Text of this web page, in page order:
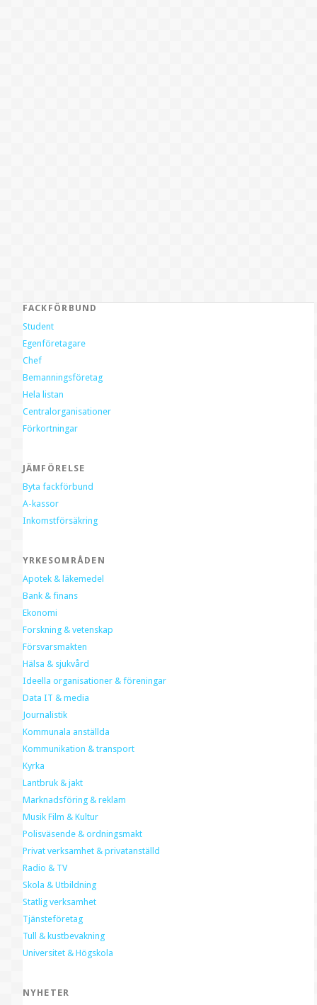
FACKFÖRBUND
Student
Egenföretagare
Chef
Bemanningsföretag
Hela listan
Centralorganisationer
Förkortningar
JÄMFÖRELSE
Byta fackförbund
A-kassor
Inkomstförsäkring
YRKESOMRÅDEN
Apotek & läkemedel
Bank & finans
Ekonomi
Forskning & vetenskap
Försvarsmakten
Hälsa & sjukvård
Ideella organisationer & föreningar
Data IT & media
Journalistik
Kommunala anställda
Kommunikation & transport
Kyrka
Lantbruk & jakt
Marknadsföring & reklam
Musik Film & Kultur
Polisväsende & ordningsmakt
Privat verksamhet & privatanställd
Radio & TV
Skola & Utbildning
Statlig verksamhet
Tjänsteföretag
Tull & kustbevakning
Universitet & Högskola
NYHETER